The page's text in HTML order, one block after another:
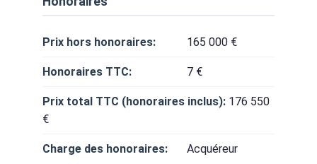
Prix hors honoraires: 165 000 €
Honoraires TTC: 7 €
Prix total TTC (honoraires inclus): 176 550
€
Charge des honoraires: Acquéreur